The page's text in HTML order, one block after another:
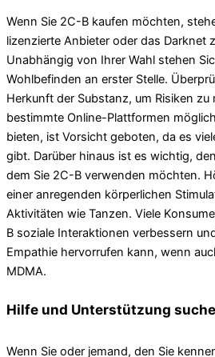
Wenn Sie 2C-B kaufen möchten,
lizenzierte Anbieter oder das Darknet
Unabhängig von Ihrer Wahl stehen
Wohlbefinden an erster Stelle.
Herkunft der Substanz, um Risiken
bestimmte Online-Plattformen
bieten, ist Vorsicht geboten, da es
gibt. Darüber hinaus ist es wichtig,
dem Sie 2C-B verwenden möchten.
einer anregenden körperlichen
Aktivitäten wie Tanzen. Viele
B soziale Interaktionen verbessern
Empathie hervorrufen kann, wenn
MDMA.
Hilfe und Unterstützung
Wenn Sie oder jemand, den Sie